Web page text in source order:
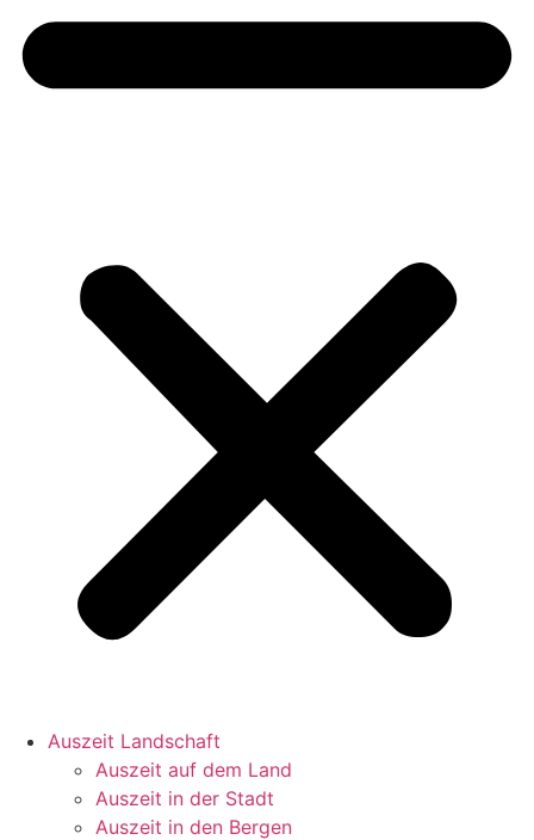
Auszeit Landschaft
Auszeit auf dem Land
Auszeit in der Stadt
Auszeit in den Bergen